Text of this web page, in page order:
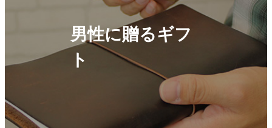
男性に贈るギフ
ト